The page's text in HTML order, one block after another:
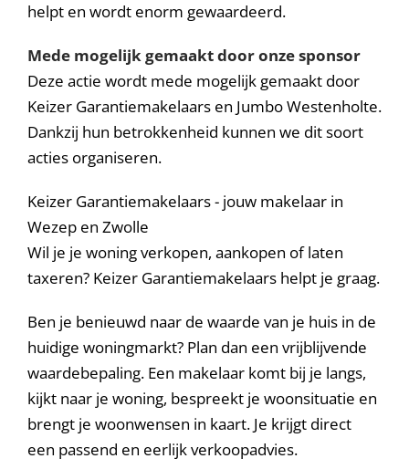
helpt en wordt enorm gewaardeerd.
Mede mogelijk gemaakt door onze sponsor
Deze actie wordt mede mogelijk gemaakt door
Keizer Garantiemakelaars en Jumbo Westenholte.
Dankzij hun betrokkenheid kunnen we dit soort
acties organiseren.
Keizer Garantiemakelaars - jouw makelaar in
Wezep en Zwolle
Wil je je woning verkopen, aankopen of laten
taxeren? Keizer Garantiemakelaars helpt je graag.
Ben je benieuwd naar de waarde van je huis in de
huidige woningmarkt? Plan dan een vrijblijvende
waardebepaling. Een makelaar komt bij je langs,
kijkt naar je woning, bespreekt je woonsituatie en
brengt je woonwensen in kaart. Je krijgt direct
een passend en eerlijk verkoopadvies.